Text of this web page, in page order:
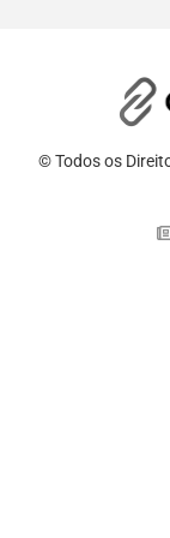
© Todos os